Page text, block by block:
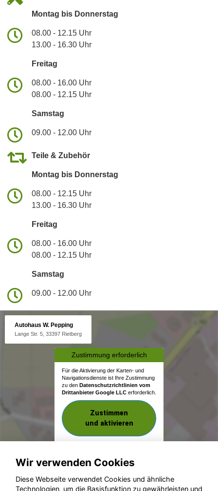
Montag bis Donnerstag
08.00 - 12.15 Uhr
13.00 - 16.30 Uhr
Freitag
08.00 - 16.00 Uhr
08.00 - 12.15 Uhr
Samstag
09.00 - 12.00 Uhr
Teile & Zubehör
Montag bis Donnerstag
08.00 - 12.15 Uhr
13.00 - 16.30 Uhr
Freitag
08.00 - 16.00 Uhr
08.00 - 12.15 Uhr
Samstag
09.00 - 12.00 Uhr
Autohaus W. Pepping
Lange Str. 5, 33397 Rietberg
Zustimmung erforderlich
Für die Aktivierung der Karten- und
Navigationsdienste ist Ihre Zustimmung
zu den Datenschutzrichtlinien vom
Drittanbieter Google LLC erforderlich.
Zustimmen
und aktivieren
Wir verwenden Cookies
Diese Webseite verwendet Cookies und ähnliche
Technologien, um die Basisfunktion zu gewährleisten und